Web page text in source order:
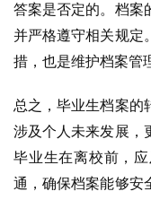
答案是否定的。档案
并严格遵守相关规定
措，也是维护档案管
总之，毕业生档案的
涉及个人未来发展，
毕业生在离校前，
通，确保档案能够安